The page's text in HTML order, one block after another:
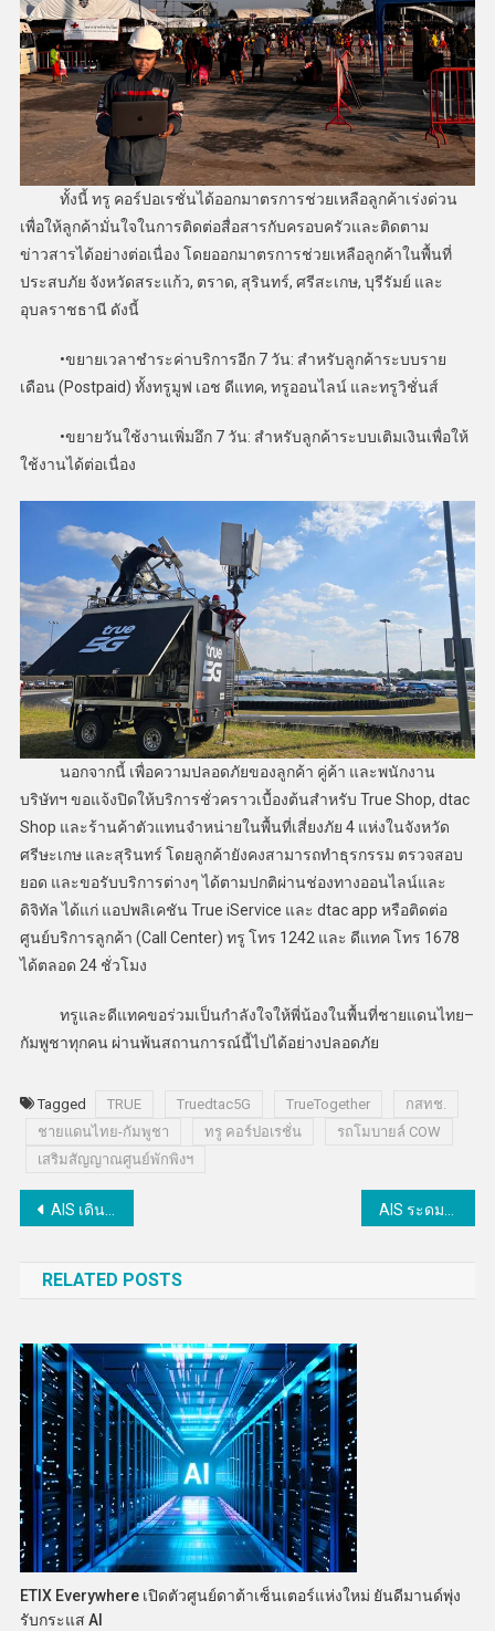
ทั้งนี้ ทรู คอร์ปอเรชั่นได้ออกมาตรการช่วยเหลือลูกค้าเร่งด่วน
เพื่อให้ลูกค้ามั่นใจในการติดต่อสื่อสารกับครอบครัวและติดตาม
ข่าวสารได้อย่างต่อเนื่อง โดยออกมาตรการช่วยเหลือลูกค้าในพื้นที่
ประสบภัย จังหวัดสระแก้ว, ตราด, สุรินทร์, ศรีสะเกษ, บุรีรัมย์ และ
อุบลราชธานี ดังนี้
•ขยายเวลาชำระค่าบริการอีก 7 วัน: สำหรับลูกค้าระบบราย
เดือน (Postpaid) ทั้งทรูมูฟ เอช ดีแทค, ทรูออนไลน์ และทรูวิชั่นส์
•ขยายวันใช้งานเพิ่มอึก 7 วัน: สำหรับลูกค้าระบบเติมเงินเพื่อให้
ใช้งานได้ต่อเนื่อง
นอกจากนี้ เพื่อความปลอดภัยของลูกค้า คู่ค้า และพนักงาน
บริษัทฯ ขอแจ้งปิดให้บริการชั่วคราวเบื้องต้นสำหรับ True Shop, dtac
Shop และร้านค้าตัวแทนจำหน่ายในพื้นที่เสี่ยงภัย 4 แห่งในจังหวัด
ศรีษะเกษ และสุรินทร์ โดยลูกค้ายังคงสามารถทำธุรกรรม ตรวจสอบ
ยอด และขอรับบริการต่างๆ ได้ตามปกติผ่านช่องทางออนไลน์และ
ดิจิทัล ได้แก่ แอปพลิเคชัน True iService และ dtac app หรือติดต่อ
ศูนย์บริการลูกค้า (Call Center) ทรู โทร 1242 และ ดีแทค โทร 1678
ได้ตลอด 24 ชั่วโมง
ทรูและดีแทคขอร่วมเป็นกำลังใจให้พี่น้องในพื้นที่ชายแดนไทย–
กัมพูชาทุกคน ผ่านพ้นสถานการณ์นี้ไปได้อย่างปลอดภัย
Tagged TRUE Truedtac5G TrueTogether
กสทช.
ชายแดนไทย-กัมพูชา
ทรู คอร์ปอเรชั่น
รถโมบายล์ COW
เสริมสัญญาณศูนย์พักพิงฯ
แนะแนว
AIS เดินหน้าองค์กรโปร่งใสรวมพลังประกาศเจตนารมณ์ต่อต้านการทุจริตตามหลักธรรมาภิบาลวันต่อต้านคอร์รัปชันสากลปี68
RELATED POSTS
ETIX Everywhere เปิดตัวศูนย์ดาต้าเซ็นเตอร์แห่งใหม่ ยันดีมานด์พุ่ง
รับกระแส AI